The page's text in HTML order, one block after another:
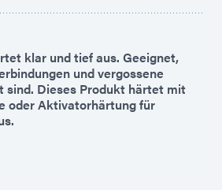
klar und tief aus. Geeignet,
und vergossene
sind. Dieses Produkt härtet mit
oder Aktivatorhärtung für